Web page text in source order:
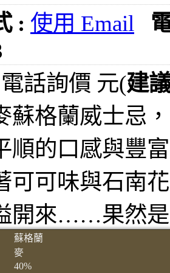
: 使用 Email
話詢價 元(建
蘇格蘭威士忌
順的口感與豐
可可味與石南
開來……果然
蘇格蘭
麥
40%